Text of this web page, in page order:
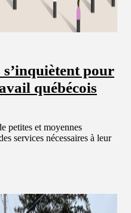
pour
québécois
petites et moyennes
services nécessaires à leur